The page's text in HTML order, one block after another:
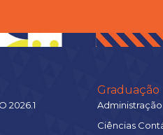
2026.1
Graduação
Administração
Ciências